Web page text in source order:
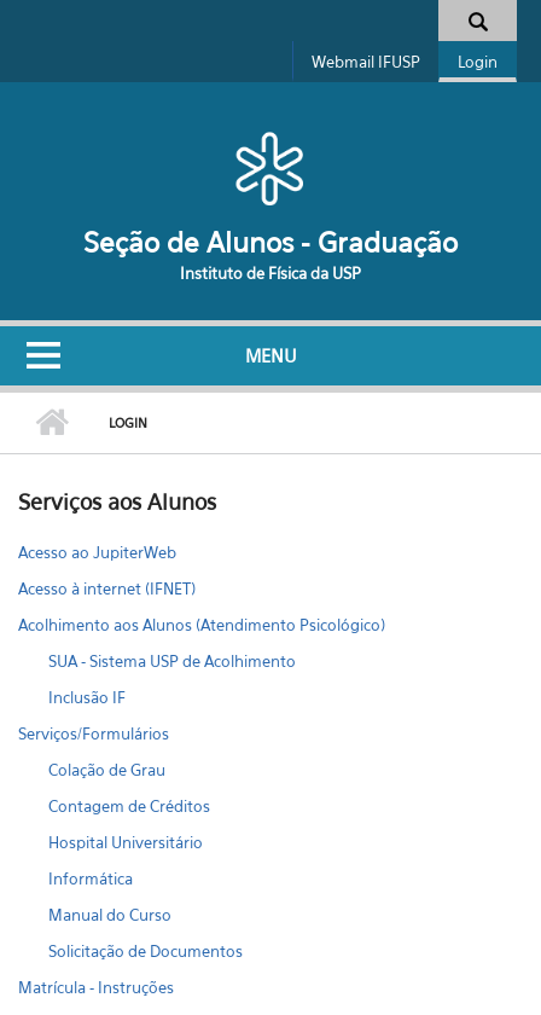
Formulário de busca
Webmail IFUSP Login
Seção de Alunos - Graduação
Instituto de Física da USP
MENU
LOGIN
Serviços aos Alunos
Acesso ao JupiterWeb
Acesso à internet (IFNET)
Acolhimento aos Alunos (Atendimento Psicológico)
SUA - Sistema USP de Acolhimento
Inclusão IF
Serviços/Formulários
Colação de Grau
Contagem de Créditos
Hospital Universitário
Informática
Manual do Curso
Solicitação de Documentos
Matrícula - Instruções